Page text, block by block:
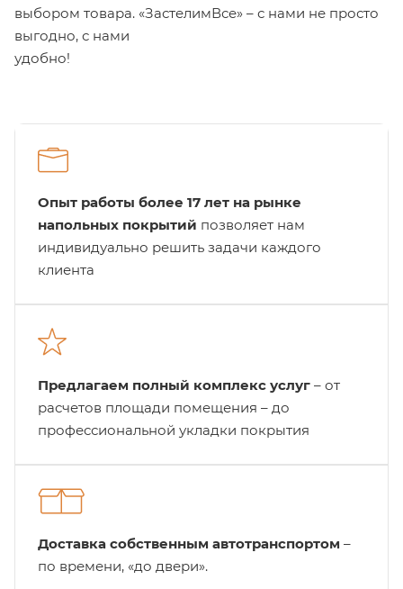
выбором товара. «ЗастелимВсе» – с нами не просто
выгодно, с нами
удобно!
Опыт работы более 17 лет на рынке
напольных покрытий позволяет нам
индивидуально решить задачи каждого
клиента
Предлагаем полный комплекс услуг – от
расчетов площади помещения – до
профессиональной укладки покрытия
Доставка собственным автотранспортом –
по времени, «до двери».